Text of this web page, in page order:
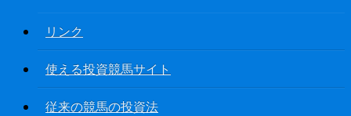
リンク
使える投資競馬サイト
従来の競馬の投資法